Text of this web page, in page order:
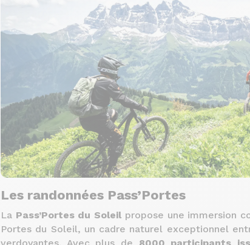
Les randonnées Pass’Portes
La Pass’Portes du Soleil propose une immersion
Portes du Soleil, un cadre naturel exceptionnel
verdoyantes. Avec plus de 8000 participants